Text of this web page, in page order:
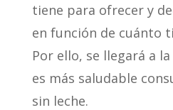
tiene para ofrecer y
en función de cuánto
Por ello, se llegará a
es más saludable
sin leche.